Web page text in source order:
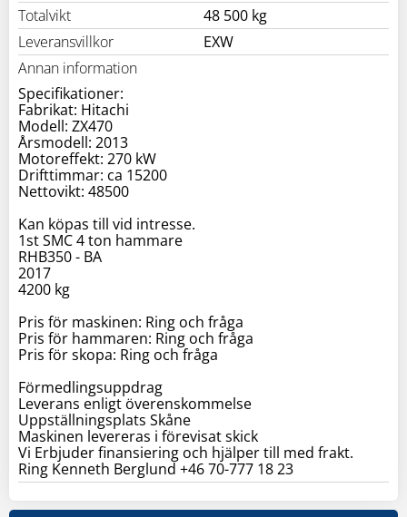
Totalvikt
48 500 kg
Leveransvillkor
EXW
Annan information
Specifikationer:
Fabrikat: Hitachi
Modell: ZX470
Årsmodell: 2013
Motoreffekt: 270 kW
Drifttimmar: ca 15200
Nettovikt: 48500
Kan köpas till vid intresse.
1st SMC 4 ton hammare
RHB350 - BA
2017
4200 kg
Pris för maskinen: Ring och fråga
Pris för hammaren: Ring och fråga
Pris för skopa: Ring och fråga
Förmedlingsuppdrag
Leverans enligt överenskommelse
Uppställningsplats Skåne
Maskinen levereras i förevisat skick
Vi Erbjuder finansiering och hjälper till med frakt.
Ring Kenneth Berglund +46 70-777 18 23